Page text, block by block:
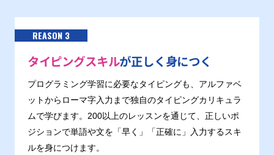
REASON 3
タイピングスキルが正しく身につく
プログラミング学習に必要なタイピングも、アルファベ
ットからローマ字入力まで独自のタイピングカリキュラ
ムで学びます。200以上のレッスンを通じて、正しいポ
ジションで単語や文を「早く」「正確に」入力するスキ
ルを身につけます。